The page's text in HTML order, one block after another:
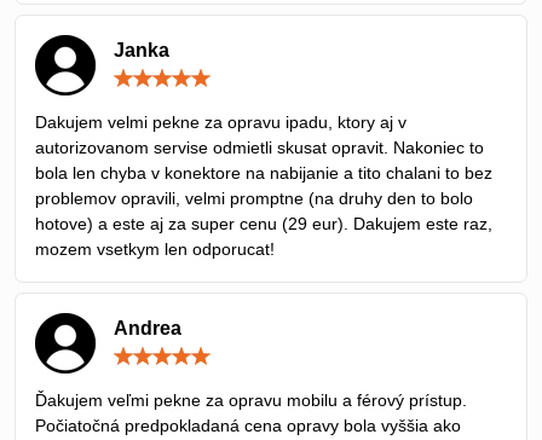
Janka
5
Dakujem velmi pekne za opravu ipadu, ktory aj v
autorizovanom servise odmietli skusat opravit. Nakoniec to
bola len chyba v konektore na nabijanie a tito chalani to bez
problemov opravili, velmi promptne (na druhy den to bolo
hotove) a este aj za super cenu (29 eur). Dakujem este raz,
mozem vsetkym len odporucat!
Andrea
5
Ďakujem veľmi pekne za opravu mobilu a férový prístup.
Počiatočná predpokladaná cena opravy bola vyššia ako